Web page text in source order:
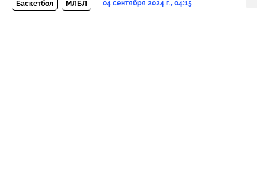
Баскетбол МЛБЛ 04 сентября 2024 г., 04:15